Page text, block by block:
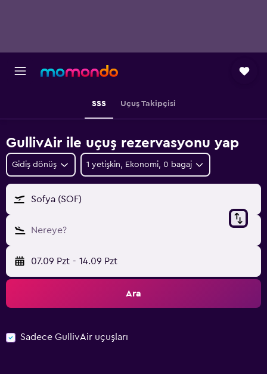
SSS Uçuş Takipçisi
GullivAir ile uçuş rezervasyonu yap
Gidiş dönüş 1 yetişkin, Ekonomi, 0 bagaj
Sofya (SOF)
Nereye?
07.09 Pzt - 14.09 Pzt
Ara
Sadece GullivAir uçuşları